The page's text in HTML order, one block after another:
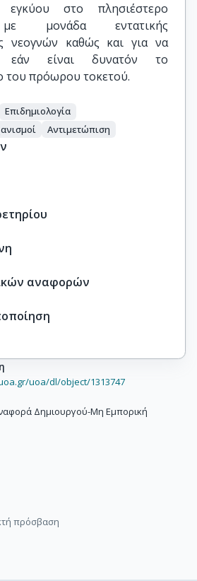
στο πλησιέστερο
μονάδα εντατικής
νεογνών καθώς και για να
εάν είναι δυνατόν το
του πρόωρου τοκετού.
Επιδημιολογία
Αντιμετώπιση
αναφορών
uoa/dl/object/1313747
Δημιουργού-Μη Εμπορική
πρόσβαση